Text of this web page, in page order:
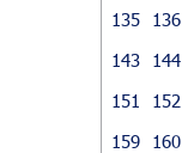
135
136
143
144
151
152
159
160